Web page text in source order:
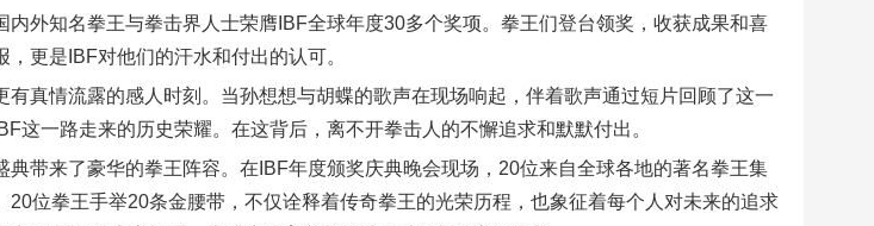
内外知名拳王与拳击界人士荣膺IBF全球年度30多个奖项。拳王们登台领奖，收获成果和喜
更是IBF对他们的汗水和付出的认可。
有真情流露的感人时刻。当孙想想与胡蝶的歌声在现场响起，伴着歌声通过短片回顾了这一
这一路走来的历史荣耀。在这背后，离不开拳击人的不懈追求和默默付出。
典带来了豪华的拳王阵容。在IBF年度颁奖庆典晚会现场，20位来自全球各地的著名拳王集
位拳王手举20条金腰带，不仅诠释着传奇拳王的光荣历程，也象征着每个人对未来的追求